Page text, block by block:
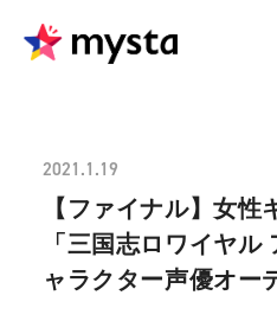
2021.1.19
【ファイナル】女性
「三国志ロワイヤ
ャラクター声優オー